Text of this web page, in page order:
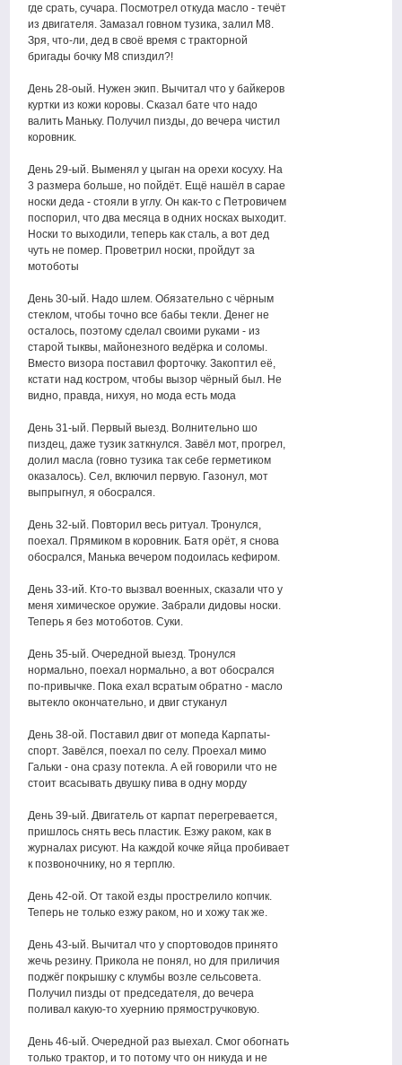
где срать, сучара. Посмотрел откуда масло - течёт
из двигателя. Замазал говном тузика, залил М8.
Зря, что-ли, дед в своё время с тракторной
бригады бочку М8 спиздил?!
День 28-оый. Нужен экип. Вычитал что у байкеров
куртки из кожи коровы. Сказал бате что надо
валить Маньку. Получил пизды, до вечера чистил
коровник.
День 29-ый. Выменял у цыган на орехи косуху. На
3 размера больше, но пойдёт. Ещё нашёл в сарае
носки деда - стояли в углу. Он как-то с Петровичем
поспорил, что два месяца в одних носках выходит.
Носки то выходили, теперь как сталь, а вот дед
чуть не помер. Проветрил носки, пройдут за
мотоботы
День 30-ый. Надо шлем. Обязательно с чёрным
стеклом, чтобы точно все бабы текли. Денег не
осталось, поэтому сделал своими руками - из
старой тыквы, майонезного ведёрка и соломы.
Вместо визора поставил форточку. Закоптил её,
кстати над костром, чтобы вызор чёрный был. Не
видно, правда, нихуя, но мода есть мода
День 31-ый. Первый выезд. Волнительно шо
пиздец, даже тузик заткнулся. Завёл мот, прогрел,
долил масла (говно тузика так себе герметиком
оказалось). Сел, включил первую. Газонул, мот
выпрыгнул, я обосрался.
День 32-ый. Повторил весь ритуал. Тронулся,
поехал. Прямиком в коровник. Батя орёт, я снова
обосрался, Манька вечером подоилась кефиром.
День 33-ий. Кто-то вызвал военных, сказали что у
меня химическое оружие. Забрали дидовы носки.
Теперь я без мотоботов. Суки.
День 35-ый. Очередной выезд. Тронулся
нормально, поехал нормально, а вот обосрался
по-привычке. Пока ехал всратым обратно - масло
вытекло окончательно, и двиг стуканул
День 38-ой. Поставил двиг от мопеда Карпаты-
спорт. Завёлся, поехал по селу. Проехал мимо
Гальки - она сразу потекла. А ей говорили что не
стоит всасывать двушку пива в одну морду
День 39-ый. Двигатель от карпат перегревается,
пришлось снять весь пластик. Езжу раком, как в
журналах рисуют. На каждой кочке яйца пробивает
к позвоночнику, но я терплю.
День 42-ой. От такой езды прострелило копчик.
Теперь не только езжу раком, но и хожу так же.
День 43-ый. Вычитал что у спортоводов принято
жечь резину. Прикола не понял, но для приличия
поджёг покрышку с клумбы возле сельсовета.
Получил пизды от председателя, до вечера
поливал какую-то хуернию прямостручковую.
День 46-ый. Очередной раз выехал. Смог обогнать
только трактор, и то потому что он никуда и не